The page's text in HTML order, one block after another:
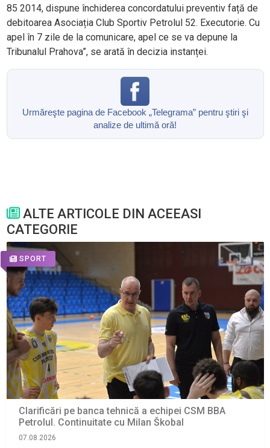
85 2014, dispune închiderea concordatului preventiv față de
debitoarea Asociația Club Sportiv Petrolul 52. Executorie. Cu
apel în 7 zile de la comunicare, apel ce se va depune la
Tribunalul Prahova”, se arată în decizia instanței.
Urmăreşte pagina de Facebook „Telegrama” pentru ştiri şi
analize de ultimă oră!
ALTE ARTICOLE DIN ACEEASI
CATEGORIE
SPORT
Clarificări pe banca tehnică a echipei CSM BBA
Petrolul. Continuitate cu Milan Škobal
07.08.2026